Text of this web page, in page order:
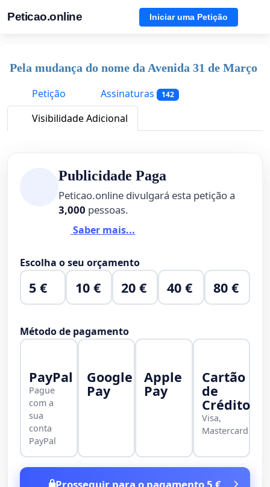
Peticao.online Iniciar uma Petição
Pela mudança do nome da Avenida 31 de Março
Petição
Assinaturas 142
Visibilidade Adicional
Publicidade Paga
Peticao.online divulgará esta petição a
3,000 pessoas.
Saber mais...
Escolha o seu orçamento
5 € 10 € 20 € 40 € 80 €
Método de pagamento
PayPal
Pague
com a
sua
conta
PayPal
Google
Pay
Apple
Pay
Cartão
de
Crédito
Visa,
Mastercard